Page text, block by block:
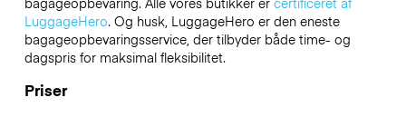
LuggageHero. Og husk, LuggageHero er den eneste
bagageopbevaringsservice, der tilbyder både time- og
dagspris for maksimal fleksibilitet.
Priser